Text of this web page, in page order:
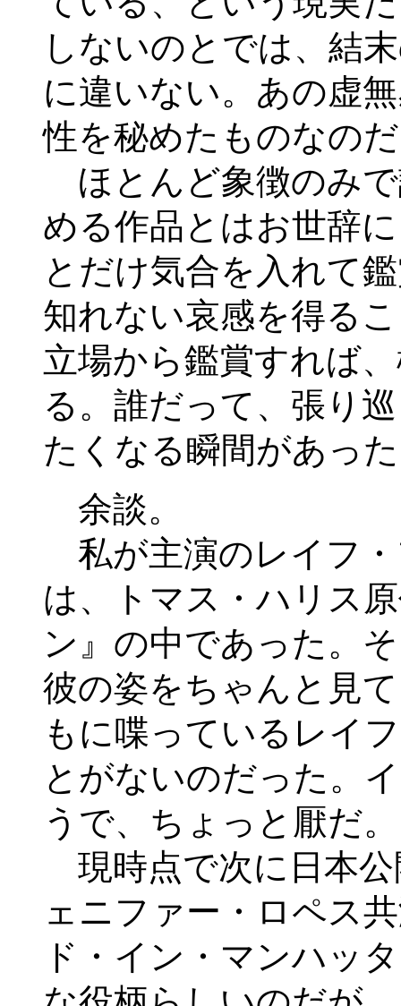
しないのとでは、結
に違いない。あの虚
性を秘めたものなの
ほとんど象徴のみ
める作品とはお世辞
とだけ気合を入れて
知れない哀感を得る
立場から鑑賞すれば
る。誰だって、張り
たくなる瞬間があっ
余談。
私が主演のレイフ
は、トマス・ハリス
ン』の中であった。
彼の姿をちゃんと見
もに喋っているレイ
とがないのだった。
うで、ちょっと厭だ。
現時点で次に日本
ェニファー・ロペス
ド・イン・マンハッ